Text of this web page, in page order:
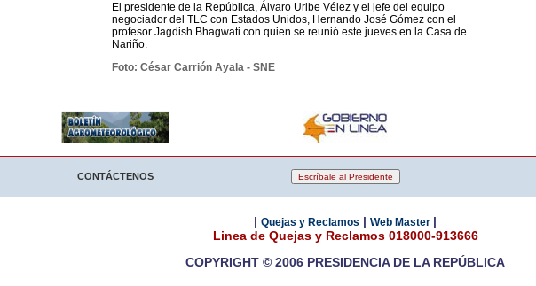
El presidente de la República, Álvaro Uribe Vélez y el jefe del equipo
negociador del TLC con Estados Unidos, Hernando José Gómez con el
profesor Jagdish Bhagwati con quien se reunió este jueves en la Casa de
Nariño.
Foto: César Carrión Ayala - SNE
CONTÁCTENOS
| Quejas y Reclamos | Web Master |
Linea de Quejas y Reclamos 018000-913666
COPYRIGHT © 2006 PRESIDENCIA DE LA REPÚBLICA